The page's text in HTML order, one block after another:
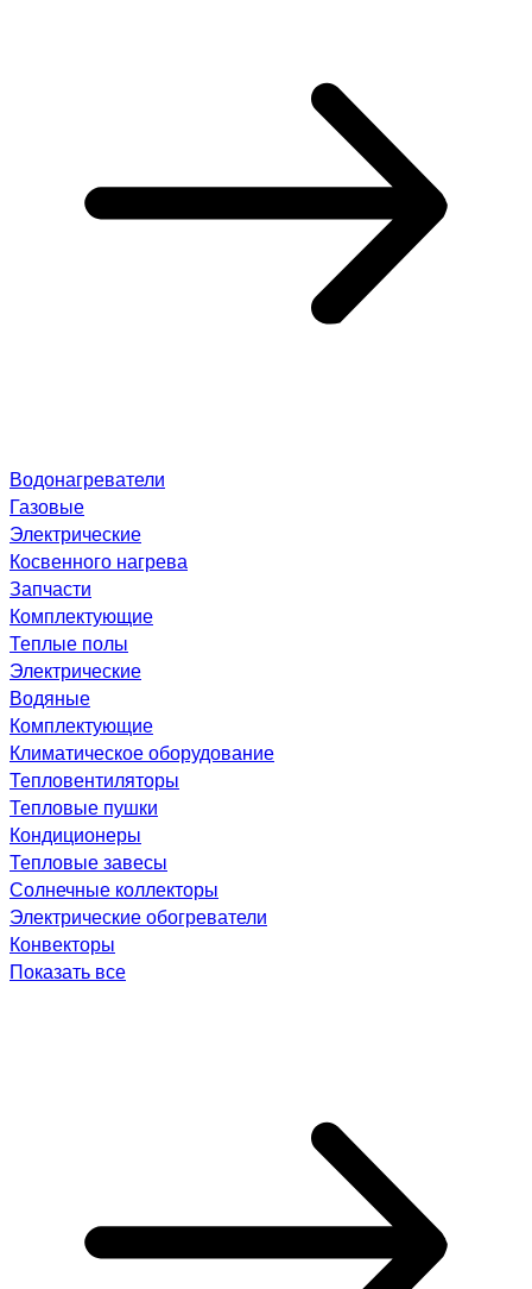
Водонагреватели
Газовые
Электрические
Косвенного нагрева
Запчасти
Комплектующие
Теплые полы
Электрические
Водяные
Комплектующие
Климатическое оборудование
Тепловентиляторы
Тепловые пушки
Кондиционеры
Тепловые завесы
Солнечные коллекторы
Электрические обогреватели
Конвекторы
Показать все